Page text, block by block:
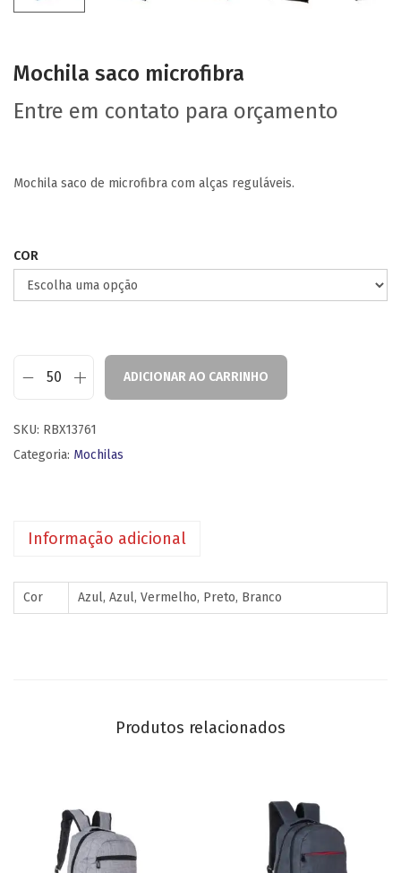
Mochila saco microfibra
Entre em contato para orçamento
Mochila saco de microfibra com alças reguláveis.
COR
ADICIONAR AO CARRINHO
SKU: RBX13761
Categoria: Mochilas
Informação adicional
Cor Azul, Azul, Vermelho, Preto, Branco
Produtos relacionados